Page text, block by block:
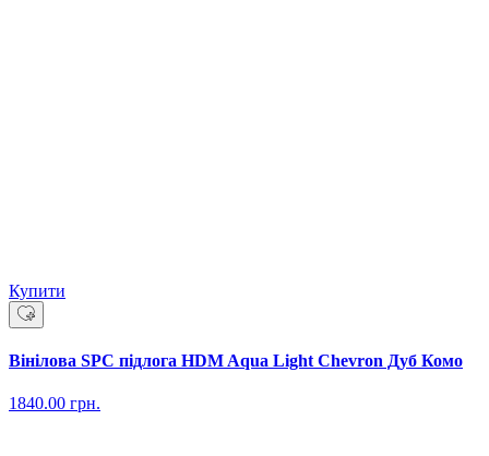
Купити
Вінілова SPC підлога HDM Aqua Light Chevron Дуб Комо
1840.00 грн.